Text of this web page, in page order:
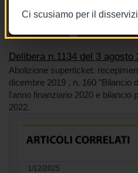
Ci scusiamo per il
Tags Toscana
BURT
Sistema sanitario
Delibera n.1134 del 3 agosto
Abolizione superticket:
dicembre 2019 , n. 160 "Bilancio
l'anno finanziario 2020 e bilancio
2022.
1/12/2025